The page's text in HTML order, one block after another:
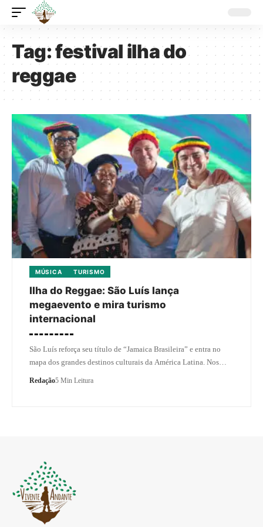
Tag:festival ilha do
reggae
MÚSICA TURISMO
Ilha do Reggae: São Luís lança
megaevento e mira turismo
internacional
São Luís reforça seu título de “Jamaica Brasileira” e entra no
mapa dos grandes destinos culturais da América Latina. Nos…
Redação5 Min Leitura